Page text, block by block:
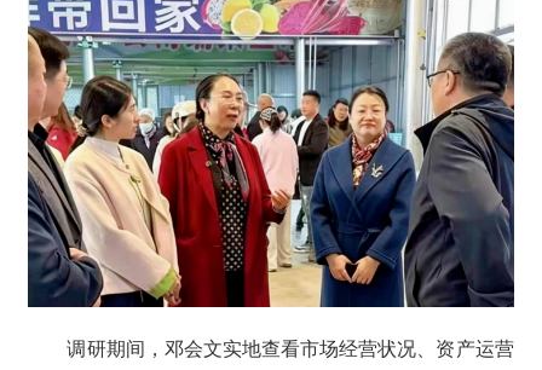
调研期间，邓会文实地查看市场经营状况、资产运营